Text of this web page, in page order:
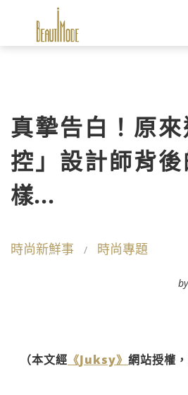
真摯告白！原
控」設計師背
樣...
時尚新鮮事 時尚專題
by
（本文經 《Juksy》 網站授權